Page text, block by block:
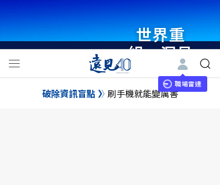
世界重
組・洞見
未來 與
世界領袖
職場雷達
破除資訊盲點 刷手機就能變厲害